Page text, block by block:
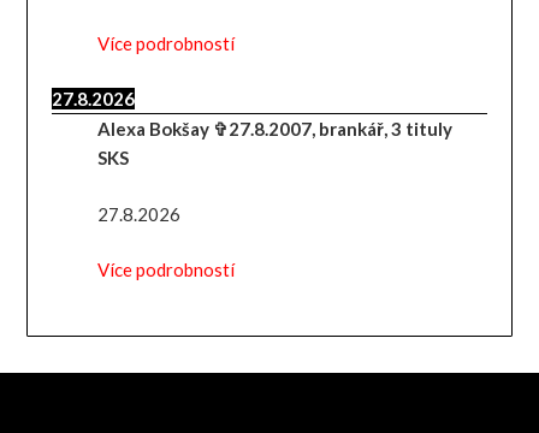
Více podrobností
27.8.2026
Alexa Bokšay ✞27.8.2007, brankář, 3 tituly
SKS
27.8.2026
Více podrobností